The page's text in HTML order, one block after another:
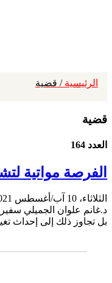
الرئيسية / قضية
قضية
العدد 164
الفرصة مواتية
الثلاثاء، 10 آب/أغسطس 2021
بل تجاوز ذلك إلى إحداث